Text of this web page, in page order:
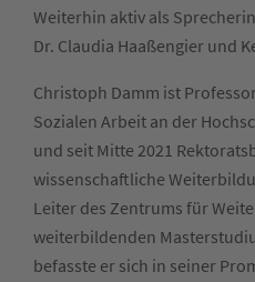
Weiterhin aktiv als
Dr. Claudia Haaßengier und
Christoph Damm ist
Sozialen Arbeit an der
und seit Mitte 2021
wissenschaftliche
Leiter des Zentrums für
weiterbildenden
befasste er sich in seiner